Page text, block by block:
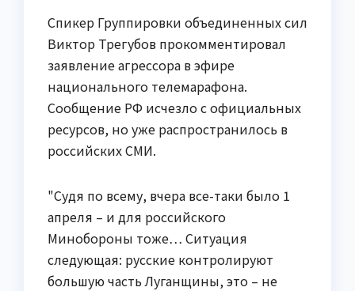
Спикер Группировки объединенных сил
Виктор Трегубов прокомментировал
заявление агрессора в эфире
национального телемарафона.
Сообщение РФ исчезло с официальных
ресурсов, но уже распространилось в
российских СМИ.
"Судя по всему, вчера все-таки было 1
апреля – и для российского
Минобороны тоже… Ситуация
следующая: русские контролируют
большую часть Луганщины, это – не